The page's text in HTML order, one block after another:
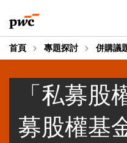
to
content
to
footer
首頁 專題探討 併購議
「私募股
募股權基